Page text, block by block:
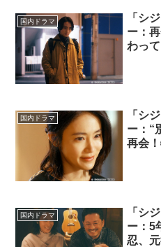
国内ドラマ
「シ
ー：
わっ
国内ドラマ
「シ
ー：“
再会
国内ドラマ
「シ
ー：5
忍、